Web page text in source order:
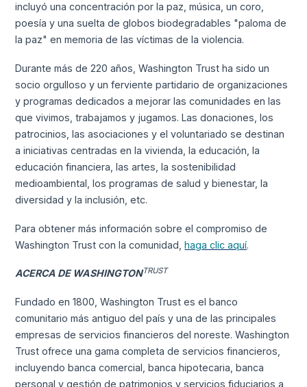
incluyó una concentración por la paz, música, un coro,
poesía y una suelta de globos biodegradables "paloma de
la paz" en memoria de las víctimas de la violencia.
Durante más de 220 años, Washington Trust ha sido un
socio orgulloso y un ferviente partidario de organizaciones
y programas dedicados a mejorar las comunidades en las
que vivimos, trabajamos y jugamos. Las donaciones, los
patrocinios, las asociaciones y el voluntariado se destinan
a iniciativas centradas en la vivienda, la educación, la
educación financiera, las artes, la sostenibilidad
medioambiental, los programas de salud y bienestar, la
diversidad y la inclusión, etc.
Para obtener más información sobre el compromiso de
Washington Trust con la comunidad,haga clic aquí.
ACERCA DE WASHINGTONTRUST
Fundado en 1800, Washington Trust es el banco
comunitario más antiguo del país y una de las principales
empresas de servicios financieros del noreste. Washington
Trust ofrece una gama completa de servicios financieros,
incluyendo banca comercial, banca hipotecaria, banca
personal y gestión de patrimonios y servicios fiduciarios a